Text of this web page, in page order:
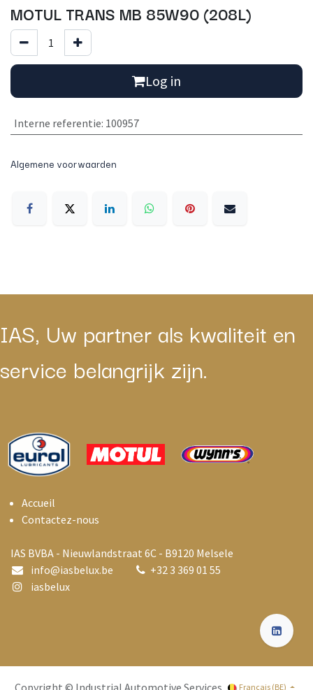
MOTUL TRANS MB 85W90 (208L)
Log in
Interne referentie: 100957
Algemene voorwaarden
IAS, Uw partner als kwaliteit en
service belangrijk zijn.
Accueil
Contactez-nous
IAS BVBA - Nieuwlandstraat 6C - B9120 Melsele
info@iasbelux.be +32 3 369 01 55
iasbelux
Français (BE)